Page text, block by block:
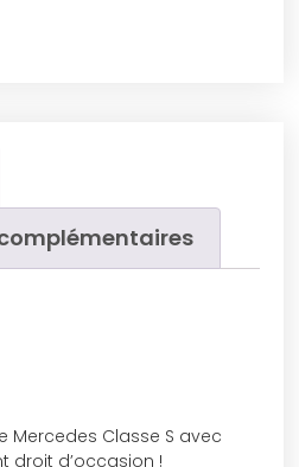
Mercedes Classe S avec
droit d’occasion !